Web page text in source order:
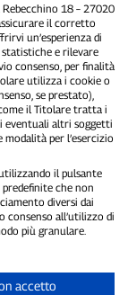
Srls– USt-IdNr.
Chefredakteur:
auf P300.it.“
18 – 27020
il corretto
un’esperienza di
e rilevare
consenso, per finalità
utilizza i cookie o
se prestato),
il Titolare tratta i
eventuali altri soggetti
per l’esercizio
il pulsante
che non
diversi dai
consenso all’utilizzo di
più granulare.
accetto